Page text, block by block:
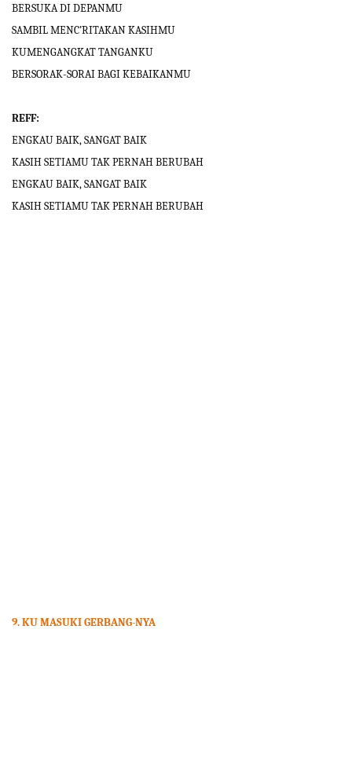
BERSUKA DI DEPANMU
SAMBIL MENC’RITAKAN KASIHMU
KUMENGANGKAT TANGANKU
BERSORAK-SORAI BAGI KEBAIKANMU
REFF:
ENGKAU BAIK, SANGAT BAIK
KASIH SETIAMU TAK PERNAH BERUBAH
ENGKAU BAIK, SANGAT BAIK
KASIH SETIAMU TAK PERNAH BERUBAH
9.KU MASUKI GERBANG-NYA